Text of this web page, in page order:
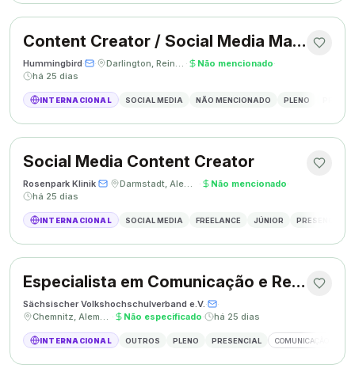
Content Creator / Social Media Manager
Hummingbird· · Darlington, Reino Unido · Não mencionado·
há 25 dias
INTERNACIONAL SOCIAL MEDIA NÃO MENCIONADO PLENO
Social Media Content Creator
Rosenpark Klinik· · Darmstadt, Alemanha · Não mencionado·
há 25 dias
INTERNACIONAL SOCIAL MEDIA FREELANCE JÚNIOR PRESENCIAL
Especialista em Comunicação e Relações Públicas
Sächsischer Volkshochschulverband e.V.·
·
Chemnitz, Alemanha · Não especificado· há 25 dias
INTERNACIONAL OUTROS PLENO PRESENCIAL COMUNICAÇÃO